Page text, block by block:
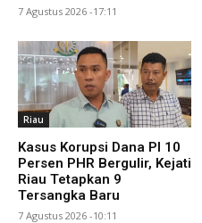
7 Agustus 2026 -17:11
Riau
Kasus Korupsi Dana PI 10
Persen PHR Bergulir, Kejati
Riau Tetapkan 9
Tersangka Baru
7 Agustus 2026 -10:11